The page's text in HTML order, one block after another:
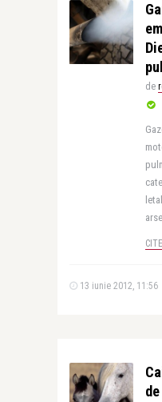
de
13 iunie 2012, 11:56